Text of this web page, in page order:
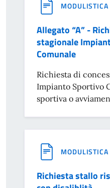
MODULISTICA
Allegato “A” -
stagionale
Comunale
Richiesta di
Impianto Sportivo
sportiva o
MODULISTICA
Richiesta stallo